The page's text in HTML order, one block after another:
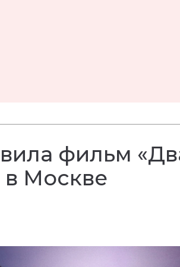
фильм
Москве